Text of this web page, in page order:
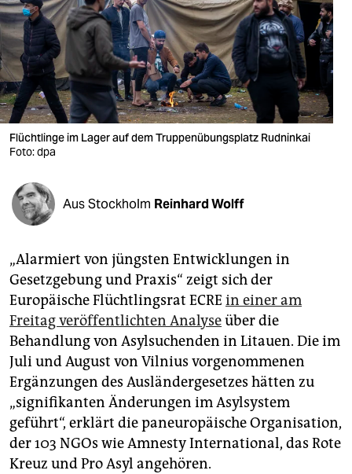
nord
wahrheit
verlag
verlag
veranstaltungen
shop
fragen & hilfe
unterstützen
abo
genossenschaft
epaper login
Flüchtlinge im Lager auf dem Truppenübungsplatz Rudninkai
Foto: dpa
Aus Stockholm Reinhard Wolff
„Alarmiert von jüngsten Entwicklungen in
Gesetzgebung und Praxis“ zeigt sich der
Europäische Flüchtlingsrat ECRE in einer am
Freitag veröffentlichten Analyseüber die
Behandlung von Asylsuchenden in Litauen. Die im
Juli und August von Vilnius vorgenommenen
Ergänzungen des Ausländergesetzes hätten zu
„signifikanten Änderungen im Asylsystem
geführt“, erklärt die paneuropäische Organisation,
der 103 NGOs wie Amnesty International, das Rote
Kreuz und Pro Asyl angehören.